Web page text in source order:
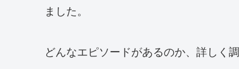
ました。
どんなエピソードがあるのか、詳しく調